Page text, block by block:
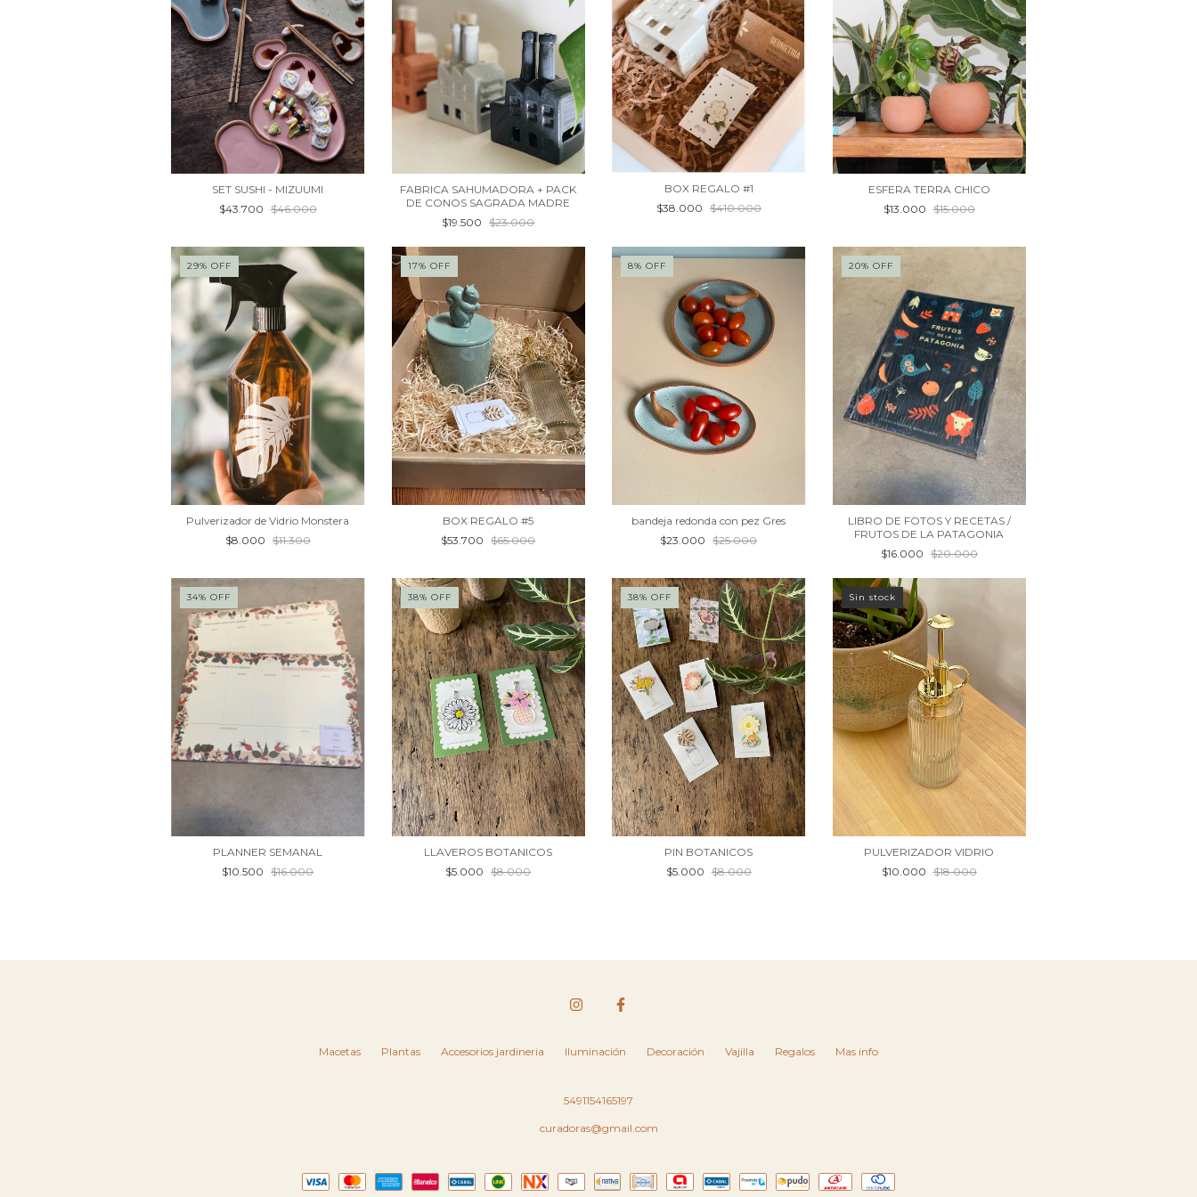
SET SUSHI - MIZUUMI
$43.700 $46.000
FABRICA SAHUMADORA + PACK
DE CONOS SAGRADA MADRE
$19.500
$23.000
BOX REGALO #1
$38.000 $410.000
ESFERA TERRA CHICO
$13.000 $15.000
29% OFF
Pulverizador de Vidrio Monstera
$8.000 $11.300
17% OFF
BOX REGALO #5
$53.700
$65.000
8% OFF
bandeja redonda con pez Gres
$23.000
$25.000
20% OFF
LIBRO DE FOTOS Y RECETAS /
FRUTOS DE LA PATAGONIA
$16.000 $20.000
34% OFF
PLANNER SEMANAL
$10.500
$16.000
38% OFF
LLAVEROS BOTANICOS
$5.000
$8.000
38% OFF
PIN BOTANICOS
$5.000 $8.000
Sin stock
PULVERIZADOR VIDRIO
$10.000 $18.000
Macetas Plantas Accesorios jardineria Iluminación Decoración Vajilla Regalos Mas info
5491154165197
curadoras@gmail.com